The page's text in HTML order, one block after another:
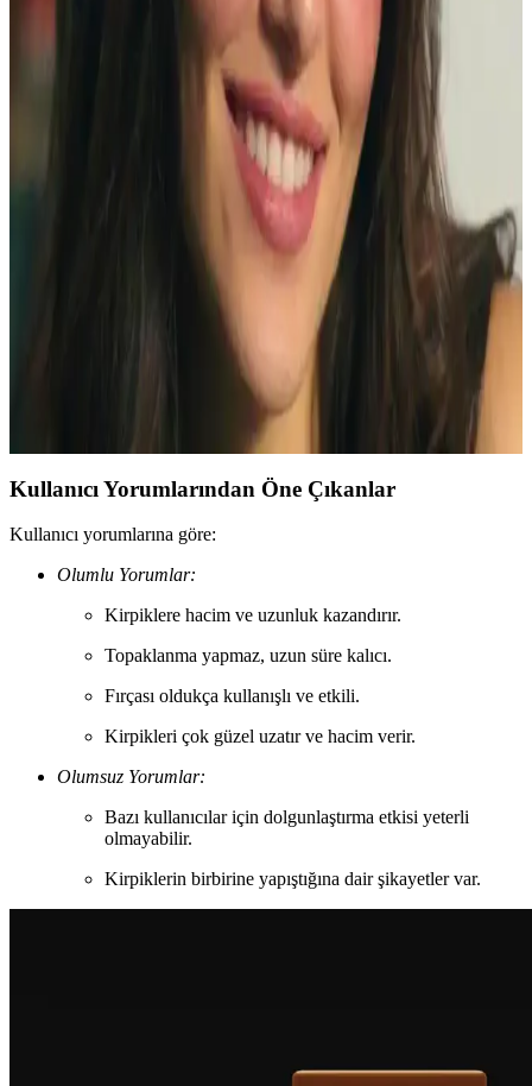
Teknikleri Hakkında Kapsamlı Rehber
Gece makyajında etkileyici gözler için teknikler, ürünler ve güncel
trendler detaylı şekilde anlatılıyor. Koyu tonlar ve doğru
uygulamalarla gözlerinizi ön plana çıkarın.
YSL Maskara Valfi Sorunları ve Çözüm Yöntemleri:
Kullanıcı Deneyimi ve İade Süreci
YSL maskaralarda valfin yerinden çıkması veya tıkanması sıkça
yaşanan bir sorundur. Bu yazıda valf sorunlarının belirtileri, geçici
çözümleri ve iade süreçleri detaylı şekilde ele alınmaktadır.
Hande Erçel'in Kirpik Makyajı: Mascaradan
Takma Kirpiğe Uzunluk ve Hacim Teknikleri
Hande Erçel'in kirpik makyajında YSL ve Hourglass mascaraların
kullanımı, kirpik tarağı teknikleri ve takma kirpik ihtimali detaylıca
inceleniyor. Alt göz makyajı da kusursuzluk sağlıyor.
Kullanıcı Yorumlarından Öne Çıkanlar
Kullanıcı yorumlarına göre:
Olumlu Yorumlar:
Kirpiklere hacim ve uzunluk kazandırır.
Topaklanma yapmaz, uzun süre kalıcı.
Fırçası oldukça kullanışlı ve etkili.
Kirpikleri çok güzel uzatır ve hacim verir.
Olumsuz Yorumlar:
Bazı kullanıcılar için dolgunlaştırma etkisi yeterli
olmayabilir.
Kirpiklerin birbirine yapıştığına dair şikayetler var.